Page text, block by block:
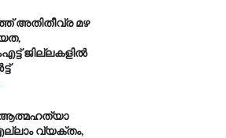
അ​തി​തീ​വ്ര മ​ഴ​
ജി​ല്ല​ക​ളി​ൽ
ആത്മഹത്യാ
വ്യക്തം,